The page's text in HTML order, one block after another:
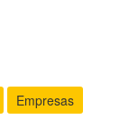
Empresas